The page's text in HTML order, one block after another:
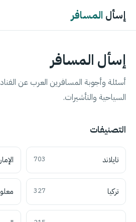
إسأل المسافر
إسأل المسافر
أسئلة وأجوبة المسافرين العرب عن
السياحية والتأشيرات.
التصنيفات
تايلاند 703
تركيا 327